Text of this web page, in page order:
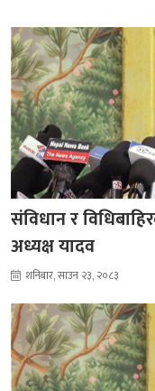
संविधान र
अध्यक्ष यादव
शनिबार, साउन २३, २०८३